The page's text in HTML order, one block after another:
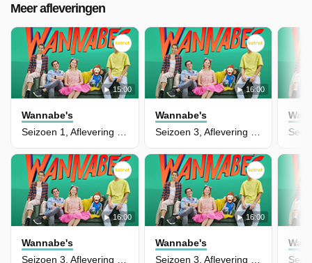
Meer afleveringen
15:00
Wannabe's
Seizoen 1, Aflevering 4 - Lady Lizzy
16:00
Wannabe's
Seizoen 3, Aflevering 12 - Mikes Kinderdroom
16:00
Wannabe's
16:00
Wannabe's